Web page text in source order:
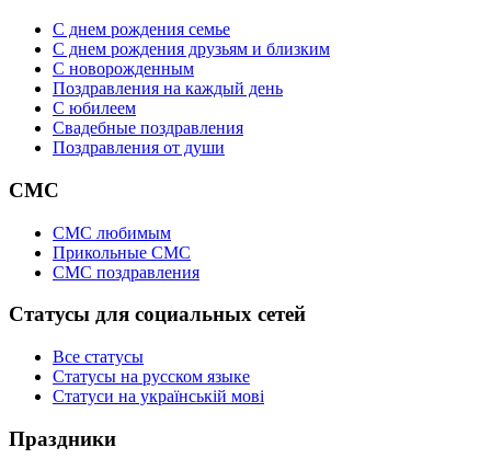
С днем рождения семье
С днем рождения друзьям и близким
C новорожденным
Поздравления на каждый день
С юбилеем
Свадебные поздравления
Поздравления от души
СМС
СМС любимым
Прикольные СМС
СМС поздравления
Статусы для социальных сетей
Все статусы
Статусы на русском языке
Статуси на українській мові
Праздники